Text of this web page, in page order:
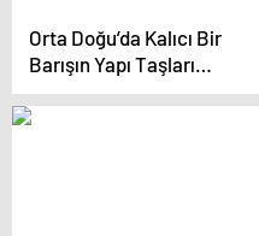
Orta Doğu’da Kalıcı Bir
Barışın Yapı Taşları
Paneli Düzenlendi